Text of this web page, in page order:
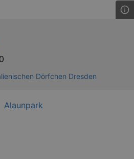
Dörfchen Dresden